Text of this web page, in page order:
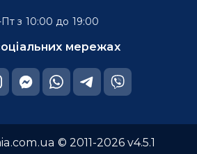
з 10:00 до 19:00
мережах
© 2011-2026 v4.5.1